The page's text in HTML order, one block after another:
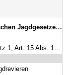
S. 51) BayRS 792-2-W (§§ 1–35)
Abs. 1 Satz 1 BayJG: (§§ 2–3)